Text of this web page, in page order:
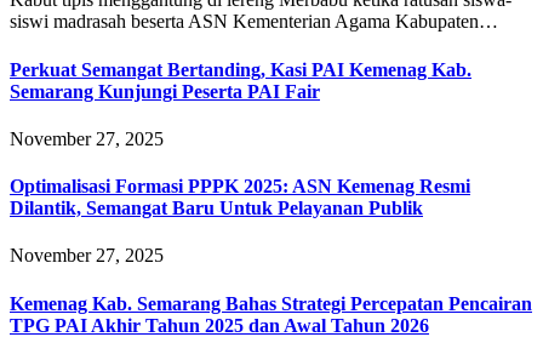
siswi madrasah beserta ASN Kementerian Agama Kabupaten…
Perkuat Semangat Bertanding, Kasi PAI Kemenag Kab.
Semarang Kunjungi Peserta PAI Fair
November 27, 2025
Optimalisasi Formasi PPPK 2025: ASN Kemenag Resmi
Dilantik, Semangat Baru Untuk Pelayanan Publik
November 27, 2025
Kemenag Kab. Semarang Bahas Strategi Percepatan Pencairan
TPG PAI Akhir Tahun 2025 dan Awal Tahun 2026